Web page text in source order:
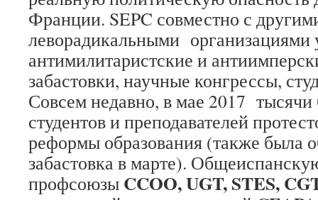
Франции. SEPC совместно с
леворадикальными организациями
антимилитаристские и
забастовки, научные конгрессы,
Совсем недавно, в мае 2017 тысячи
студентов и преподавателей
реформы образования (также была
забастовка в марте).
профсоюзы CCOO, UGT, STES,